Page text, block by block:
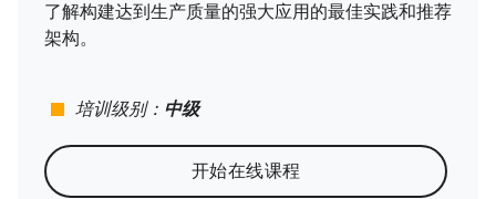
了解构建达到生产质量的强大应用的最佳实践和推荐
架构。
stop 培训级别： 中级
开始在线课程